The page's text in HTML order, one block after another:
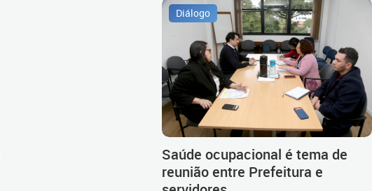
Diálogo
Saúde ocupacional é tema de
reunião entre Prefeitura e